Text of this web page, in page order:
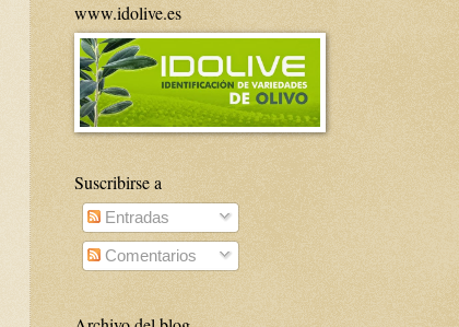
www.idolive.es
Suscribirse a
Entradas
Comentarios